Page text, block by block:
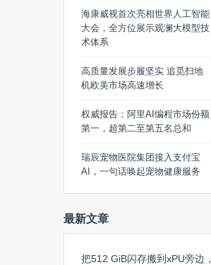
海康威视首次亮相世界人工智能
大会，全方位展示观澜大模型技
术体系
高质量发展步履坚实 追觅扫地
机欧美市场高速增长
权威报告：阿里AI编程市场份额
第一，超第二至第五名总和
瑞辰宠物医院集团接入支付宝
AI，一句话唤起宠物健康服务
最新文章
把512 GiB闪存搬到xPU旁边，